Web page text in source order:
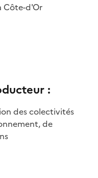
Côte-d'Or
:
des colectivités
de